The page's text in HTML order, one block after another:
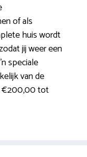
of als
huis wordt
jij weer een
speciale
van de
€200,00 tot